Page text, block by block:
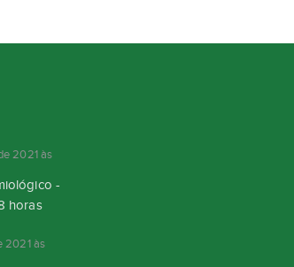
2021 às
-
horas
2021 às